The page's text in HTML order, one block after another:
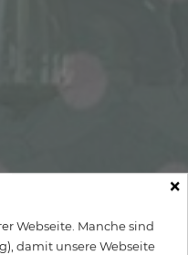
×
Webseite. Manche sind
damit unsere Webseite